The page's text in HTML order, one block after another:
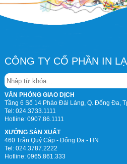
CÔNG TY CỔ PHẦN IN
VĂN PHÒNG GIAO DỊCH
Tầng 6 Số 14 Pháo Đài Láng, Q. Đống Đa,
Tel: 024.3733.1111
Hotline: 0907.86.1111
XƯỞNG SẢN XUẤT
460 Trần Quý Cáp - Đống Đa - HN
Tel: 024.3787.2222
Hotline: 0965.861.333